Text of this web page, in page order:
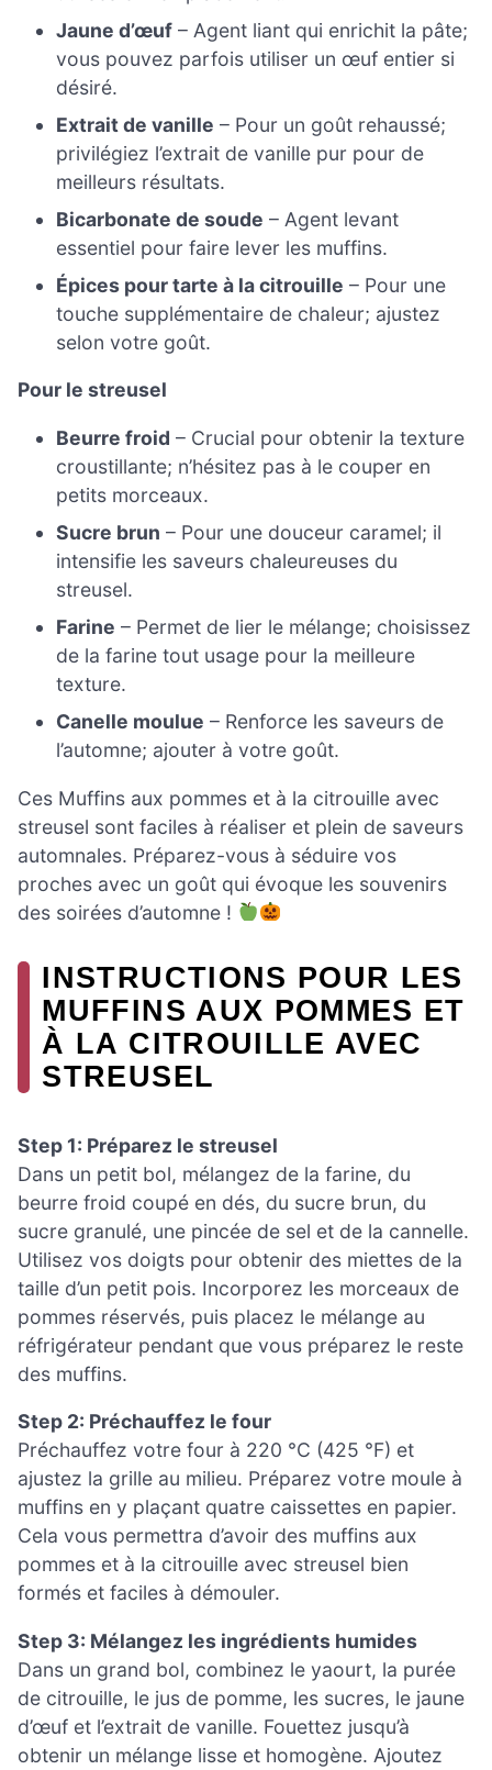
Jaune d’œuf – Agent liant qui enrichit la pâte;
vous pouvez parfois utiliser un œuf entier si
désiré.
Extrait de vanille – Pour un goût rehaussé;
privilégiez l’extrait de vanille pur pour de
meilleurs résultats.
Bicarbonate de soude – Agent levant
essentiel pour faire lever les muffins.
Épices pour tarte à la citrouille – Pour une
touche supplémentaire de chaleur; ajustez
selon votre goût.
Pour le streusel
Beurre froid – Crucial pour obtenir la texture
croustillante; n’hésitez pas à le couper en
petits morceaux.
Sucre brun – Pour une douceur caramel; il
intensifie les saveurs chaleureuses du
streusel.
Farine – Permet de lier le mélange; choisissez
de la farine tout usage pour la meilleure
texture.
Canelle moulue – Renforce les saveurs de
l’automne; ajouter à votre goût.
Ces Muffins aux pommes et à la citrouille avec
streusel sont faciles à réaliser et plein de saveurs
automnales. Préparez-vous à séduire vos
proches avec un goût qui évoque les souvenirs
des soirées d’automne !
INSTRUCTIONS POUR LES
MUFFINS AUX POMMES ET
À LA CITROUILLE AVEC
STREUSEL
Step 1: Préparez le streusel
Dans un petit bol, mélangez de la farine, du
beurre froid coupé en dés, du sucre brun, du
sucre granulé, une pincée de sel et de la cannelle.
Utilisez vos doigts pour obtenir des miettes de la
taille d’un petit pois. Incorporez les morceaux de
pommes réservés, puis placez le mélange au
réfrigérateur pendant que vous préparez le reste
des muffins.
Step 2: Préchauffez le four
Préchauffez votre four à 220 °C (425 °F) et
ajustez la grille au milieu. Préparez votre moule à
muffins en y plaçant quatre caissettes en papier.
Cela vous permettra d’avoir des muffins aux
pommes et à la citrouille avec streusel bien
formés et faciles à démouler.
Step 3: Mélangez les ingrédients humides
Dans un grand bol, combinez le yaourt, la purée
de citrouille, le jus de pomme, les sucres, le jaune
d’œuf et l’extrait de vanille. Fouettez jusqu’à
obtenir un mélange lisse et homogène. Ajoutez